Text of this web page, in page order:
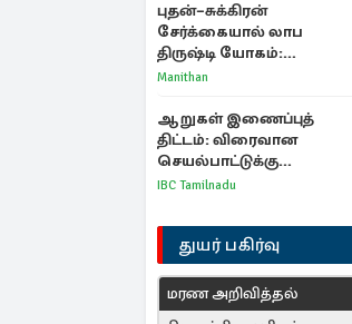
புதன்–சுக்கிரன்
சேர்க்கையால் லாப
திருஷ்டி யோகம்:
அதிர்ஷ்டம் பெறும் டாப் 3
Manithan
ஆறுகள் இணைப்புத்
திட்டம்: விரைவான
செயல்பாட்டுக்கு
பிரதமருக்கு முதலமைச்சர்
IBC Tamilnadu
துயர் பகிர்வு
மரண அறிவித்தல்